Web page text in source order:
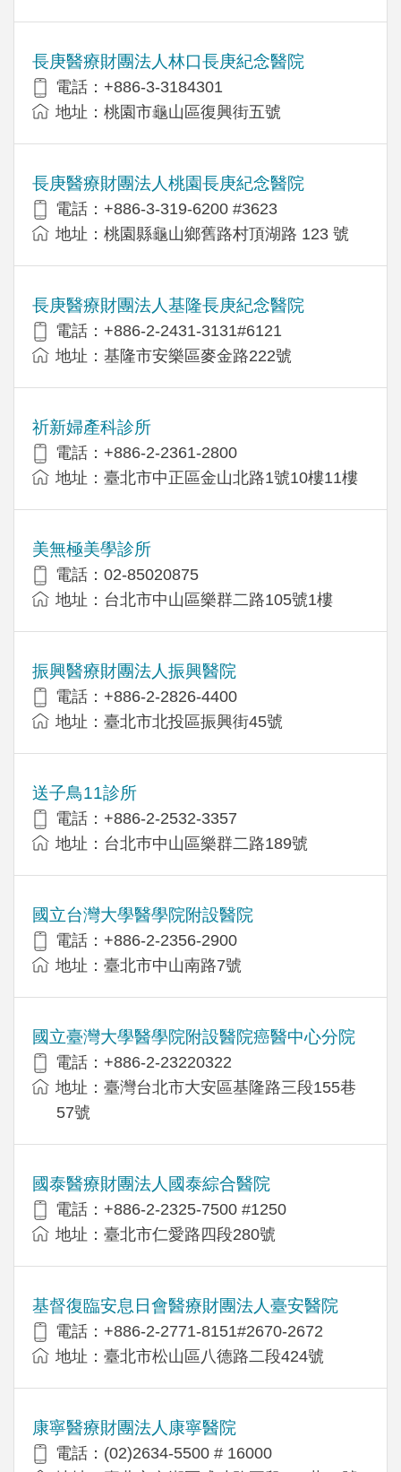
長庚醫療財團法人林口長庚紀念醫院
電話：+886-3-3184301
地址：桃園市龜山區復興街五號
長庚醫療財團法人桃園長庚紀念醫院
電話：+886-3-319-6200 #3623
地址：桃園縣龜山鄉舊路村頂湖路 123 號
長庚醫療財團法人基隆長庚紀念醫院
電話：+886-2-2431-3131#6121
地址：基隆市安樂區麥金路222號
祈新婦產科診所
電話：+886-2-2361-2800
地址：臺北市中正區金山北路1號10樓11樓
美無極美學診所
電話：02-85020875
地址：台北市中山區樂群二路105號1樓
振興醫療財團法人振興醫院
電話：+886-2-2826-4400
地址：臺北市北投區振興街45號
送子鳥11診所
電話：+886-2-2532-3357
地址：台北巿中山區樂群二路189號
國立台灣大學醫學院附設醫院
電話：+886-2-2356-2900
地址：臺北市中山南路7號
國立臺灣大學醫學院附設醫院癌醫中心分院
電話：+886-2-23220322
地址：臺灣台北市大安區基隆路三段155巷
57號
國泰醫療財團法人國泰綜合醫院
電話：+886-2-2325-7500 #1250
地址：臺北市仁愛路四段280號
基督復臨安息日會醫療財團法人臺安醫院
電話：+886-2-2771-8151#2670-2672
地址：臺北市松山區八德路二段424號
康寧醫療財團法人康寧醫院
電話：(02)2634-5500 # 16000